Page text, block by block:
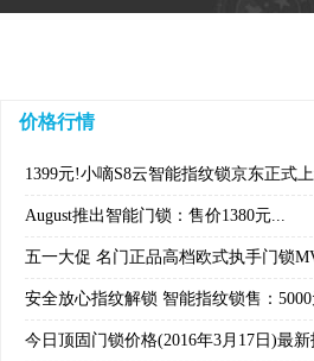
价格行情
1399元!小嘀S8云智能指纹锁京东正式
August推出智能门锁：售价1380元...
五一大促 名门正品高档欧式执手门锁
安全放心指纹解锁 智能指纹锁售：
今日顶固门锁价格(2016年3月17日)最